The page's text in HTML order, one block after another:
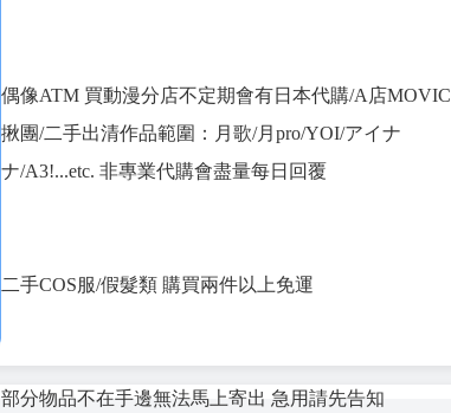
偶像ATM 買動漫分店不定期會有日本代購/A店MOVIC
揪團/二手出清作品範圍：月歌/月pro/YOI/アイナ
ナ/A3!...etc. 非專業代購會盡量每日回覆
二手COS服/假髮類 購買兩件以上免運
部分物品不在手邊無法馬上寄出 急用請先告知